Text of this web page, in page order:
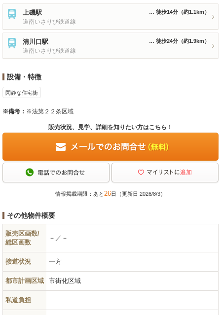
上磯駅
道南いさりび鉄道線
徒歩14分 （約1.1km）
清川口駅
道南いさりび鉄道線
徒歩24分 （約1.9km）
設備・特徴
閑静な住宅街
※備考： ※法第２２条区域
販売状況、見学、詳細を知りたい方はこちら！
情報掲載期限：あと26日（更新日 2026/8/3）
その他物件概要
販売区画数/
総区画数
－／－
接道状況 一方
都市計画区域 市街化区域
私道負担